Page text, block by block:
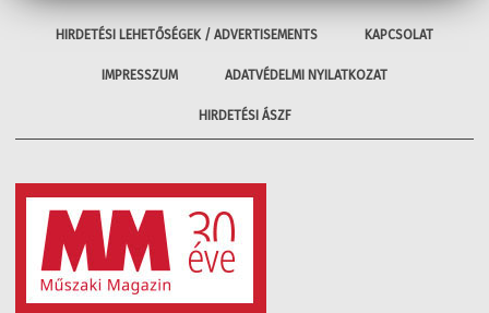
HIRDETÉSI LEHETŐSÉGEK / ADVERTISEMENTS KAPCSOLAT
IMPRESSZUM ADATVÉDELMI NYILATKOZAT
HIRDETÉSI ÁSZF